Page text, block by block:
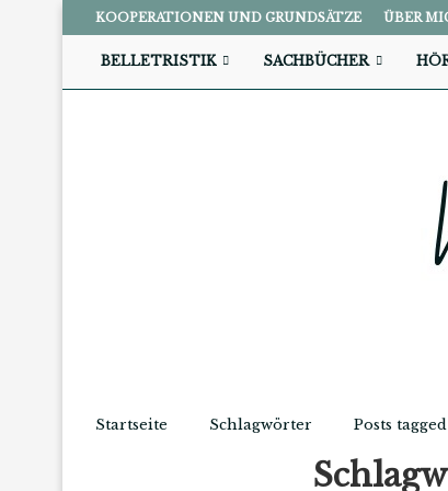
KOOPERATIONEN UND GRUNDSÄTZE ÜBER
BELLETRISTIK SACHBÜCHER
Startseite Schlagwörter Posts